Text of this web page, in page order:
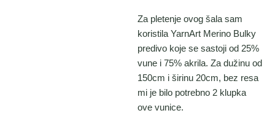
Za pletenje ovog šala sam
koristila YarnArt Merino Bulky
predivo koje se sastoji od 25%
vune i 75% akrila. Za dužinu od
150cm i širinu 20cm, bez resa
mi je bilo potrebno 2 klupka
ove vunice.